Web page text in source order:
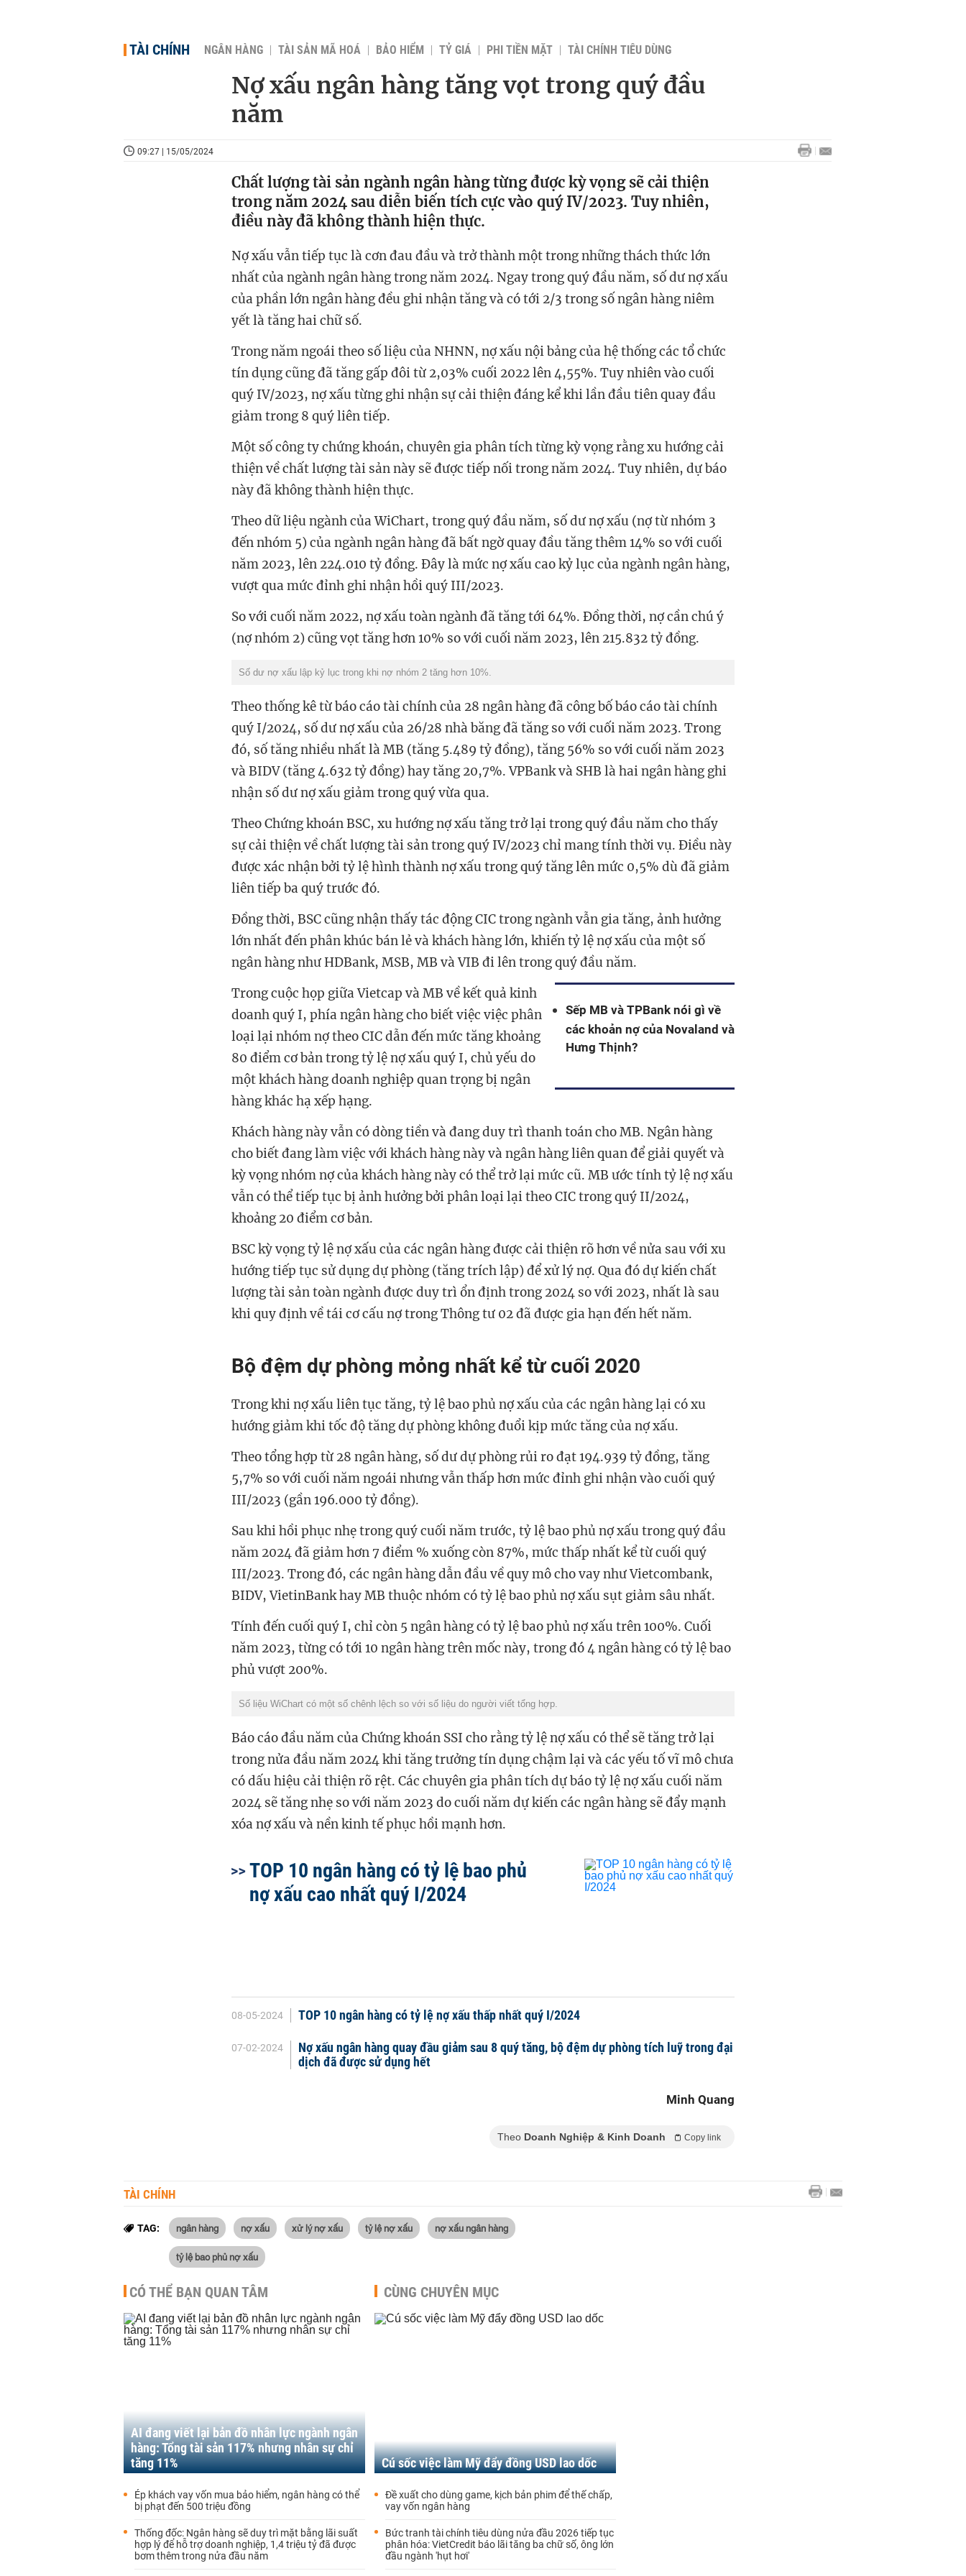
TÀI CHÍNH NGÂN HÀNG TÀI SẢN MÃ HOÁ BẢO HIỂM TỶ GIÁ PHI TIỀN MẶT TÀI CHÍNH TIÊU DÙNG
Nợ xấu ngân hàng tăng vọt trong quý đầu
năm
09:27 | 15/05/2024
Chất lượng tài sản ngành ngân hàng từng được kỳ vọng sẽ cải thiện
trong năm 2024 sau diễn biến tích cực vào quý IV/2023. Tuy nhiên,
điều này đã không thành hiện thực.
Nợ xấu vẫn tiếp tục là cơn đau đầu và trở thành một trong những thách thức lớn
nhất của ngành ngân hàng trong năm 2024. Ngay trong quý đầu năm, số dư nợ xấu
của phần lớn ngân hàng đều ghi nhận tăng và có tới 2/3 trong số ngân hàng niêm
yết là tăng hai chữ số.
Trong năm ngoái theo số liệu của NHNN, nợ xấu nội bảng của hệ thống các tổ chức
tín dụng cũng đã tăng gấp đôi từ 2,03% cuối 2022 lên 4,55%. Tuy nhiên vào cuối
quý IV/2023, nợ xấu từng ghi nhận sự cải thiện đáng kể khi lần đầu tiên quay đầu
giảm trong 8 quý liên tiếp.
Một số công ty chứng khoán, chuyên gia phân tích từng kỳ vọng rằng xu hướng cải
thiện về chất lượng tài sản này sẽ được tiếp nối trong năm 2024. Tuy nhiên, dự báo
này đã không thành hiện thực.
Theo dữ liệu ngành của WiChart, trong quý đầu năm, số dư nợ xấu (nợ từ nhóm 3
đến nhóm 5) của ngành ngân hàng đã bất ngờ quay đầu tăng thêm 14% so với cuối
năm 2023, lên 224.010 tỷ đồng. Đây là mức nợ xấu cao kỷ lục của ngành ngân hàng,
vượt qua mức đỉnh ghi nhận hồi quý III/2023.
So với cuối năm 2022, nợ xấu toàn ngành đã tăng tới 64%. Đồng thời, nợ cần chú ý
(nợ nhóm 2) cũng vọt tăng hơn 10% so với cuối năm 2023, lên 215.832 tỷ đồng.
Số dư nợ xấu lập kỷ lục trong khi nợ nhóm 2 tăng hơn 10%.
Theo thống kê từ báo cáo tài chính của 28 ngân hàng đã công bố báo cáo tài chính
quý I/2024, số dư nợ xấu của 26/28 nhà băng đã tăng so với cuối năm 2023. Trong
đó, số tăng nhiều nhất là MB (tăng 5.489 tỷ đồng), tăng 56% so với cuối năm 2023
và BIDV (tăng 4.632 tỷ đồng) hay tăng 20,7%. VPBank và SHB là hai ngân hàng ghi
nhận số dư nợ xấu giảm trong quý vừa qua.
Theo Chứng khoán BSC, xu hướng nợ xấu tăng trở lại trong quý đầu năm cho thấy
sự cải thiện về chất lượng tài sản trong quý IV/2023 chỉ mang tính thời vụ. Điều này
được xác nhận bởi tỷ lệ hình thành nợ xấu trong quý tăng lên mức 0,5% dù đã giảm
liên tiếp ba quý trước đó.
Đồng thời, BSC cũng nhận thấy tác động CIC trong ngành vẫn gia tăng, ảnh hưởng
lớn nhất đến phân khúc bán lẻ và khách hàng lớn, khiến tỷ lệ nợ xấu của một số
ngân hàng như HDBank, MSB, MB và VIB đi lên trong quý đầu năm.
Sếp MB và TPBank nói gì về
các khoản nợ của Novaland và
Hưng Thịnh?
Trong cuộc họp giữa Vietcap và MB về kết quả kinh
doanh quý I, phía ngân hàng cho biết việc việc phân
loại lại nhóm nợ theo CIC dẫn đến mức tăng khoảng
80 điểm cơ bản trong tỷ lệ nợ xấu quý I, chủ yếu do
một khách hàng doanh nghiệp quan trọng bị ngân
hàng khác hạ xếp hạng.
Khách hàng này vẫn có dòng tiền và đang duy trì thanh toán cho MB. Ngân hàng
cho biết đang làm việc với khách hàng này và ngân hàng liên quan để giải quyết và
kỳ vọng nhóm nợ của khách hàng này có thể trở lại mức cũ. MB ước tính tỷ lệ nợ xấu
vẫn có thể tiếp tục bị ảnh hưởng bởi phân loại lại theo CIC trong quý II/2024,
khoảng 20 điểm cơ bản.
BSC kỳ vọng tỷ lệ nợ xấu của các ngân hàng được cải thiện rõ hơn về nửa sau với xu
hướng tiếp tục sử dụng dự phòng (tăng trích lập) để xử lý nợ. Qua đó dự kiến chất
lượng tài sản toàn ngành được duy trì ổn định trong 2024 so với 2023, nhất là sau
khi quy định về tái cơ cấu nợ trong Thông tư 02 đã được gia hạn đến hết năm.
Bộ đệm dự phòng mỏng nhất kể từ cuối 2020
Trong khi nợ xấu liên tục tăng, tỷ lệ bao phủ nợ xấu của các ngân hàng lại có xu
hướng giảm khi tốc độ tăng dự phòng không đuổi kịp mức tăng của nợ xấu.
Theo tổng hợp từ 28 ngân hàng, số dư dự phòng rủi ro đạt 194.939 tỷ đồng, tăng
5,7% so với cuối năm ngoái nhưng vẫn thấp hơn mức đỉnh ghi nhận vào cuối quý
III/2023 (gần 196.000 tỷ đồng).
Sau khi hồi phục nhẹ trong quý cuối năm trước, tỷ lệ bao phủ nợ xấu trong quý đầu
năm 2024 đã giảm hơn 7 điểm % xuống còn 87%, mức thấp nhất kể từ cuối quý
III/2023. Trong đó, các ngân hàng dẫn đầu về quy mô cho vay như Vietcombank,
BIDV, VietinBank hay MB thuộc nhóm có tỷ lệ bao phủ nợ xấu sụt giảm sâu nhất.
Tính đến cuối quý I, chỉ còn 5 ngân hàng có tỷ lệ bao phủ nợ xấu trên 100%. Cuối
năm 2023, từng có tới 10 ngân hàng trên mốc này, trong đó 4 ngân hàng có tỷ lệ bao
phủ vượt 200%.
Số liệu WiChart có một số chênh lệch so với số liệu do người viết tổng hợp.
Báo cáo đầu năm của Chứng khoán SSI cho rằng tỷ lệ nợ xấu có thể sẽ tăng trở lại
trong nửa đầu năm 2024 khi tăng trưởng tín dụng chậm lại và các yếu tố vĩ mô chưa
có dấu hiệu cải thiện rõ rệt. Các chuyên gia phân tích dự báo tỷ lệ nợ xấu cuối năm
2024 sẽ tăng nhẹ so với năm 2023 do cuối năm dự kiến các ngân hàng sẽ đẩy mạnh
xóa nợ xấu và nền kinh tế phục hồi mạnh hơn.
TOP 10 ngân hàng có tỷ lệ bao phủ
nợ xấu cao nhất quý I/2024
08-05-2024 TOP 10 ngân hàng có tỷ lệ nợ xấu thấp nhất quý I/2024
07-02-2024
Nợ xấu ngân hàng quay đầu giảm sau 8 quý tăng, bộ đệm dự phòng tích luỹ trong đại
dịch đã được sử dụng hết
Minh Quang
Theo Doanh Nghiệp & Kinh Doanh Copy link
TÀI CHÍNH
TAG: ngân hàng nợ xấu xử lý nợ xấu tỷ lệ nợ xấu nợ xấu ngân hàng
tỷ lệ bao phủ nợ xấu
CÓ THỂ BẠN QUAN TÂM
AI đang viết lại bản đồ nhân lực ngành ngân
hàng: Tổng tài sản 117% nhưng nhân sự chỉ
tăng 11%
Ép khách vay vốn mua bảo hiểm, ngân hàng có thể
bị phạt đến 500 triệu đồng
Thống đốc: Ngân hàng sẽ duy trì mặt bằng lãi suất
hợp lý để hỗ trợ doanh nghiệp, 1,4 triệu tỷ đã được
bơm thêm trong nửa đầu năm
CÙNG CHUYÊN MỤC
Cú sốc việc làm Mỹ đẩy đồng USD lao dốc
Đề xuất cho dùng game, kịch bản phim để thế chấp,
vay vốn ngân hàng
Bức tranh tài chính tiêu dùng nửa đầu 2026 tiếp tục
phân hóa: VietCredit báo lãi tăng ba chữ số, ông lớn
đầu ngành 'hụt hơi'